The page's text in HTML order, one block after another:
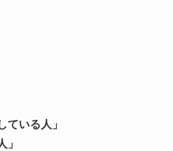
ている人」
」